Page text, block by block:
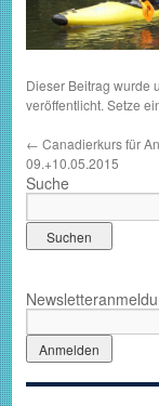
Dieser Beitrag wurde
veröffentlicht. Setze
← Canadierkurs für
09.+10.05.2015
Suche